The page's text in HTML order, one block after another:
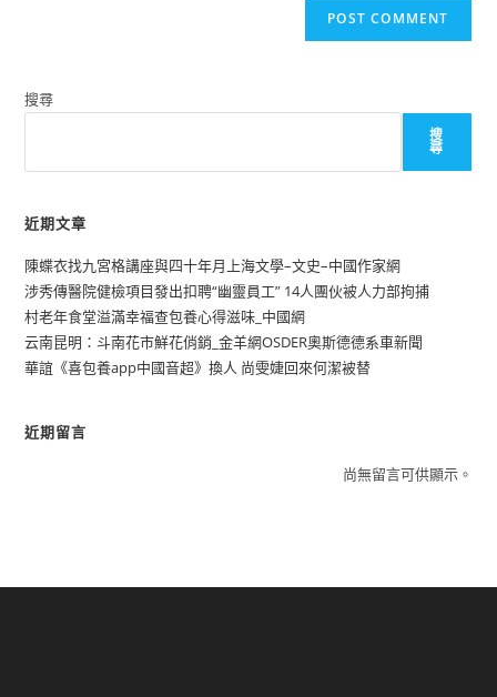
搜尋
搜
尋
近期文章
陳蝶衣找九宮格講座與四十年月上海文學–文史–中國作家網
涉秀傳醫院健檢項目發出扣聘“幽靈員工” 14人團伙被人力部拘捕
村老年食堂溢滿幸福查包養心得滋味_中國網
云南昆明：斗南花市鮮花俏銷_金羊網OSDER奧斯德德系車新聞
華誼《喜包養app中國音超》換人 尚雯婕回來何潔被替
近期留言
尚無留言可供顯示。